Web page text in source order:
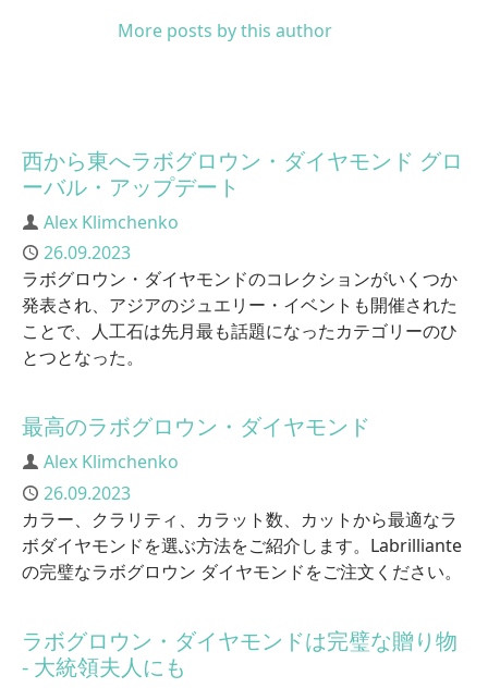
More posts by this author
西から東へラボグロウン・ダイヤモンド グロ
ーバル・アップデート
Author
Alex Klimchenko
Published
26.09.2023
ラボグロウン・ダイヤモンドのコレクションがいくつか
発表され、アジアのジュエリー・イベントも開催された
ことで、人工石は先月最も話題になったカテゴリーのひ
とつとなった。
最高のラボグロウン・ダイヤモンド
Author
Alex Klimchenko
Published
26.09.2023
カラー、クラリティ、カラット数、カットから最適なラ
ボダイヤモンドを選ぶ方法をご紹介します。Labrilliante
の完璧なラボグロウン ダイヤモンドをご注文ください。
ラボグロウン・ダイヤモンドは完璧な贈り物
- 大統領夫人にも